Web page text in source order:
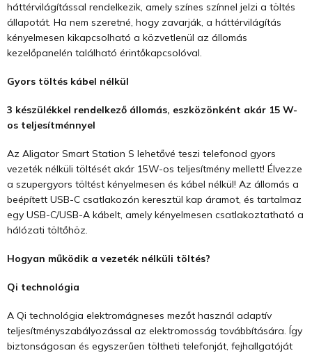
háttérvilágítással rendelkezik, amely színes színnel jelzi a töltés
állapotát. Ha nem szeretné, hogy zavarják, a háttérvilágítás
kényelmesen kikapcsolható a közvetlenül az állomás
kezelőpanelén található érintőkapcsolóval.
Gyors töltés kábel nélkül
3 készülékkel rendelkező állomás, eszközönként akár 15 W-
os teljesítménnyel
Az Aligator Smart Station S lehetővé teszi telefonod gyors
vezeték nélküli töltését akár 15W-os teljesítmény mellett! Élvezze
a szupergyors töltést kényelmesen és kábel nélkül! Az állomás a
beépített USB-C csatlakozón keresztül kap áramot, és tartalmaz
egy USB-C/USB-A kábelt, amely kényelmesen csatlakoztatható a
hálózati töltőhöz.
Hogyan működik a vezeték nélküli töltés?
Qi technológia
A Qi technológia elektromágneses mezőt használ adaptív
teljesítményszabályozással az elektromosság továbbítására. Így
biztonságosan és egyszerűen töltheti telefonját, fejhallgatóját